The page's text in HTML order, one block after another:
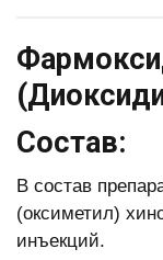
Состав:
В состав
(оксиметил)
инъекций.